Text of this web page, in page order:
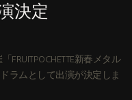
決定
FRUITPOCHETTE新春メタル
ラムとして出演が決定しま